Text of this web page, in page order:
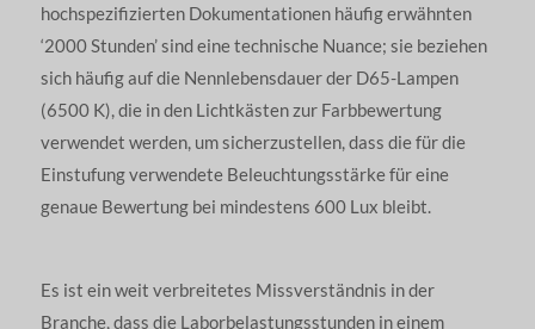
hochspezifizierten Dokumentationen häufig erwähnten
‘2000 Stunden’ sind eine technische Nuance; sie beziehen
sich häufig auf die Nennlebensdauer der D65-Lampen
(6500 K), die in den Lichtkästen zur Farbbewertung
verwendet werden, um sicherzustellen, dass die für die
Einstufung verwendete Beleuchtungsstärke für eine
genaue Bewertung bei mindestens 600 Lux bleibt.
Es ist ein weit verbreitetes Missverständnis in der
Branche, dass die Laborbelastungsstunden in einem